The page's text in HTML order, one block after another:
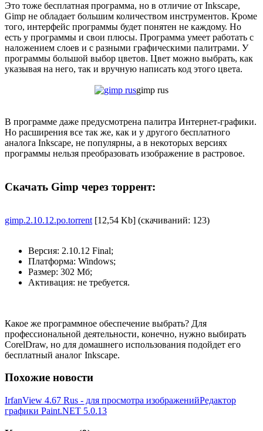
Это тоже бесплатная программа, но в отличие от Inkscape,
Gimp не обладает большим количеством инструментов. Кроме
того, интерфейс программы будет понятен не каждому. Но
есть у программы и свои плюсы. Программа умеет работать с
наложением слоев и с разными графическими палитрами. У
программы большой выбор цветов. Цвет можно выбрать, как
указывая на него, так и вручную написать код этого цвета.
gimp rus
В программе даже предусмотрена палитра Интернет-графики.
Но расширения все так же, как и у другого бесплатного
аналога Inkscape, не популярны, а в некоторых версиях
программы нельзя преобразовать изображение в растровое.
Скачать Gimp через торрент:
gimp.2.10.12.po.torrent [12,54 Kb] (cкачиваний: 123)
Версия: 2.10.12 Final;
Платформа: Windows;
Размер: 302 Mб;
Активация: не требуется.
Какое же программное обеспечение выбрать? Для
профессиональной деятельности, конечно, нужно выбирать
CorelDraw, но для домашнего использования подойдет его
бесплатный аналог Inkscape.
Похожие новости
IrfanView 4.67 Rus - для просмотра изображенийРедактор
графики Paint.NET 5.0.13